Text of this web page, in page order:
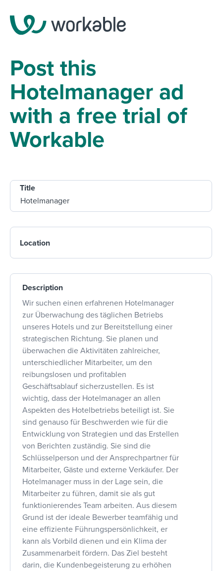
Post this
Hotelmanager ad
with a free trial of
Workable
Title
Location
Description
Wir suchen einen erfahrenen Hotelmanager
zur Überwachung des täglichen Betriebs
unseres Hotels und zur Bereitstellung einer
strategischen Richtung. Sie planen und
überwachen die Aktivitäten zahlreicher,
unterschiedlicher Mitarbeiter, um den
reibungslosen und profitablen
Geschäftsablauf sicherzustellen. Es ist
wichtig, dass der Hotelmanager an allen
Aspekten des Hotelbetriebs beteiligt ist. Sie
sind genauso für Beschwerden wie für die
Entwicklung von Strategien und das Erstellen
von Berichten zuständig. Sie sind die
Schlüsselperson und der Ansprechpartner für
Mitarbeiter, Gäste und externe Verkäufer. Der
Hotelmanager muss in der Lage sein, die
Mitarbeiter zu führen, damit sie als gut
funktionierendes Team arbeiten. Aus diesem
Grund ist der ideale Bewerber teamfähig und
eine effiziente Führungspersönlichkeit, er
kann als Vorbild dienen und ein Klima der
Zusammenarbeit fördern. Das Ziel besteht
darin, die Kundenbegeisterung zu erhöhen